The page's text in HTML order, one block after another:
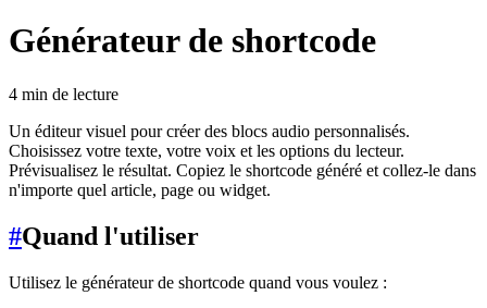
Générateur de shortcode
4 min de lecture
Un éditeur visuel pour créer des blocs audio personnalisés.
Choisissez votre texte, votre voix et les options du lecteur.
Prévisualisez le résultat. Copiez le shortcode généré et collez-le dans
n'importe quel article, page ou widget.
#Quand l'utiliser
Utilisez le générateur de shortcode quand vous voulez :